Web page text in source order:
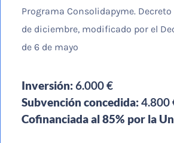
Programa Consolidapyme.
de diciembre, modificado por el
de 6 de mayo
Inversión:6.000 €
Subvención concedida:4.800
Cofinanciada al 85% por la